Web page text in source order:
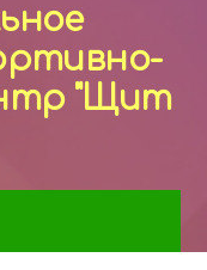
"Щит